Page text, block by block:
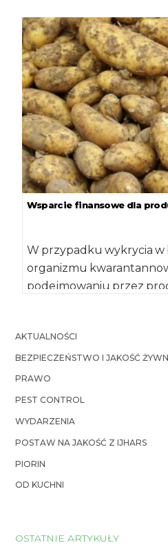
Morze" w […]
Wsparcie finansowe dla
W przypadku wykrycia
organizmu
podejmowaniu przez
AKTUALNOŚCI
BEZPIECZEŃSTWO I JAKOŚĆ
PRAWO
PEST CONTROL
WYDARZENIA
POSTAW NA JAKOŚĆ Z IJHARS
PIORIN
OD KUCHNI
OSTATNIE ARTYKUŁY